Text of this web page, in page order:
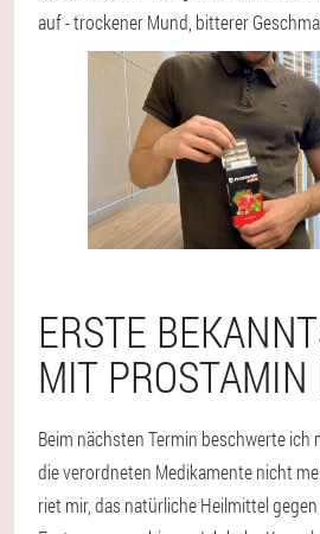
auf - trockener Mund, bitterer
ERSTE
MIT PROSTAMIN
Beim nächsten Termin beschwerte ich
die verordneten Medikamente nicht
riet mir, das natürliche Heilmittel